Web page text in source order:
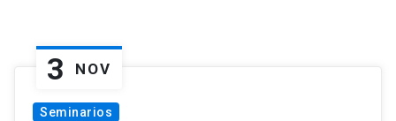
3 NOV
Seminarios